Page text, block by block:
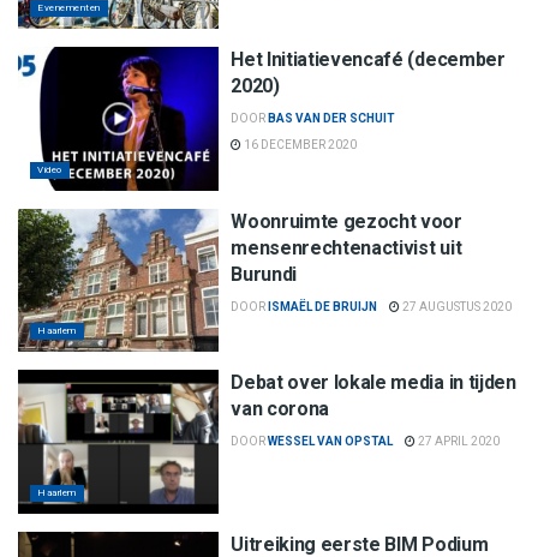
Evenementen
Video
Het Initiatievencafé (december
2020)
DOOR BAS VAN DER SCHUIT
16 DECEMBER 2020
Haarlem
Woonruimte gezocht voor
mensenrechtenactivist uit
Burundi
DOOR ISMAËL DE BRUIJN 27 AUGUSTUS 2020
Haarlem
Debat over lokale media in tijden
van corona
DOORWESSEL VAN OPSTAL 27 APRIL 2020
Uitreiking eerste BIM Podium